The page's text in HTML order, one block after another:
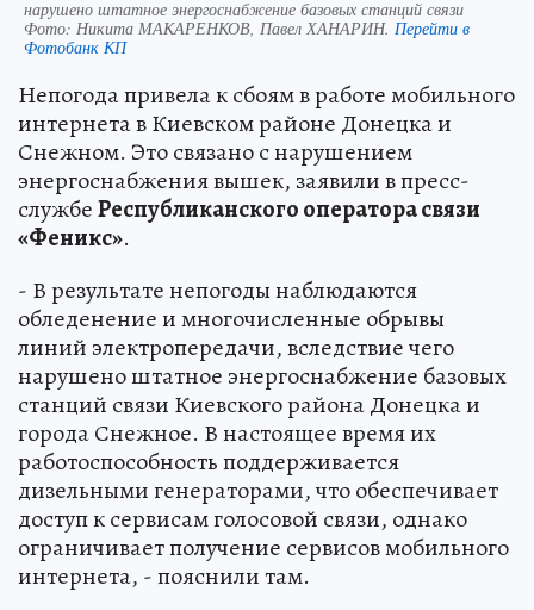
нарушено штатное энергоснабжение базовых станций связи
Фото: Никита МАКАРЕНКОВ, Павел ХАНАРИН. Перейти в
Фотобанк КП
Непогода привела к сбоям в работе мобильного
интернета в Киевском районе Донецка и
Снежном. Это связано с нарушением
энергоснабжения вышек, заявили в пресс-
службеРеспубликанского оператора связи
«Феникс».
- В результате непогоды наблюдаются
обледенение и многочисленные обрывы
линий электропередачи, вследствие чего
нарушено штатное энергоснабжение базовых
станций связи Киевского района Донецка и
города Снежное. В настоящее время их
работоспособность поддерживается
дизельными генераторами, что обеспечивает
доступ к сервисам голосовой связи, однако
ограничивает получение сервисов мобильного
интернета, - пояснили там.